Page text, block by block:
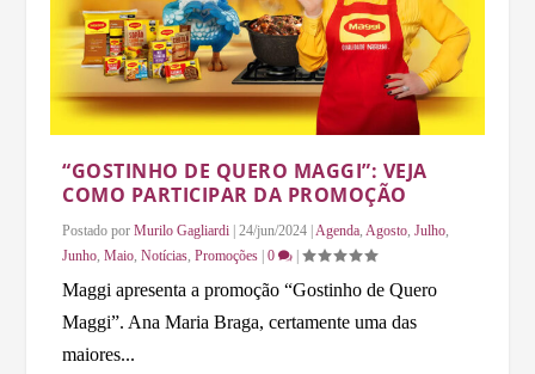
“GOSTINHO DE QUERO MAGGI”: VEJA
COMO PARTICIPAR DA PROMOÇÃO
Postado porMurilo Gagliardi |24/jun/2024 |Agenda,Agosto,Julho,
Junho,Maio,Notícias,Promoções |0 |
Maggi apresenta a promoção “Gostinho de Quero
Maggi”. Ana Maria Braga, certamente uma das
maiores...